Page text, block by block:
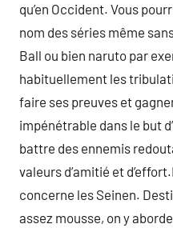
qu’en Occident. Vous
nom des séries même
Ball ou bien naruto par
habituellement les
faire ses preuves et
impénétrable dans le but
battre des ennemis
valeurs d’amitié et
concerne les Seinen.
assez mousse, on y